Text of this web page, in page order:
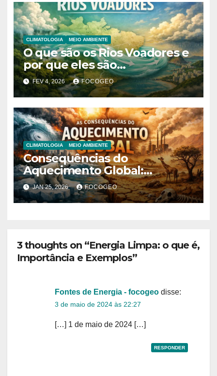
CLIMATOLOGIA MEIO AMBIENTE
O que são os Rios Voadores e
por que eles são
fundamentais para o clima da
América do Sul?
FEV 4, 2026 FOCOGEO
CLIMATOLOGIA MEIO AMBIENTE
Consequências do
Aquecimento Global:
impactos ambientais, sociais,
econômicos e geopolíticos no
século XXI
JAN 25, 2026 FOCOGEO
3 thoughts on “Energia Limpa: o que é,
Importância e Exemplos”
Fontes de Energia - focogeo disse:
3 de maio de 2024 às 22:27
[…] 1 de maio de 2024 […]
RESPONDER